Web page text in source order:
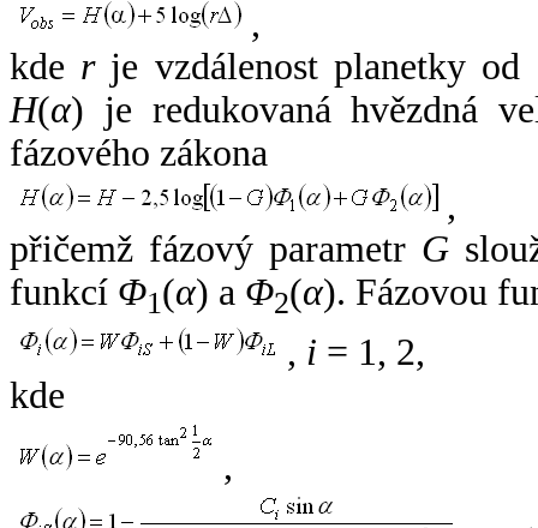
,
kde rje vzdálenost planetky od
H(α) je redukovaná hvězdná
fázového zákona
,
přičemž fázový parametr G
funkcí Φ1(α) a Φ2(α). Fázovou
, i = 1, 2,
kde
,